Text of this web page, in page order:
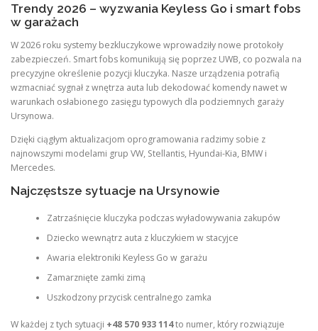
Trendy 2026 – wyzwania Keyless Go i smart fobs
w garażach
W 2026 roku systemy bezkluczykowe wprowadziły nowe protokoły
zabezpieczeń. Smart fobs komunikują się poprzez UWB, co pozwala na
precyzyjne określenie pozycji kluczyka. Nasze urządzenia potrafią
wzmacniać sygnał z wnętrza auta lub dekodować komendy nawet w
warunkach osłabionego zasięgu typowych dla podziemnych garaży
Ursynowa.
Dzięki ciągłym aktualizacjom oprogramowania radzimy sobie z
najnowszymi modelami grup VW, Stellantis, Hyundai-Kia, BMW i
Mercedes.
Najczęstsze sytuacje na Ursynowie
Zatrzaśnięcie kluczyka podczas wyładowywania zakupów
Dziecko wewnątrz auta z kluczykiem w stacyjce
Awaria elektroniki Keyless Go w garażu
Zamarznięte zamki zimą
Uszkodzony przycisk centralnego zamka
W każdej z tych sytuacji +48 570 933 114to numer, który rozwiązuje